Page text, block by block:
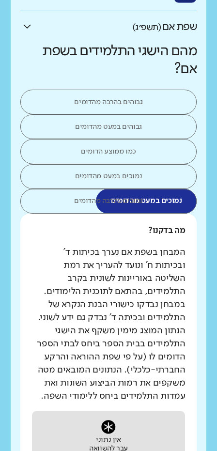
שפת אם(תשפ״ג)
מהם הישגי התלמידים בשפת
אם?
גבוהים בהרבה מהדומים
גבוהים במעט מהדומים
כמו ממוצע הדומים
נמוכים במעט מהדומים
נמוכים במעט מהדומיםנמוכים בהרבה מהדומים
מה בדקנו?
המבחן בשפת אם נערך בכיתות ד'
ובכיתות ח' ונועד להעריך את רמת
השליטה באוריינות לשונית בקרב
התלמידים, בהתאם לתוכנית הלימודים.
במבחן נבדקו כישורי הבנת הנקרא של
התלמידים ובכיתה ד' נבדק גם ידע לשוני.
הנתון המוצג מימין משקף את הישגי
התלמידים בבית הספר ביחס לבתי הספר
הדומים לו (על פי שפת ההוראה והרקע
החברתי-כלכלי). הנתונים המובאים מטה
משקפים את רמות הביצוע השונות ואת
עמדות התלמידים ביחס ללימודי השפה.
אין נתוני
עבר להשוואה